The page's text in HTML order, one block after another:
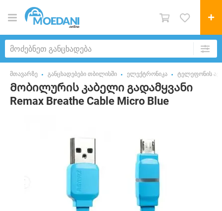
მთავარზე განცხადებები თბილისში ელექტრონიკა ტელეფონის
Მობილურის კაბელი გადამყვანი
Remax Breathe Cable Micro Blue